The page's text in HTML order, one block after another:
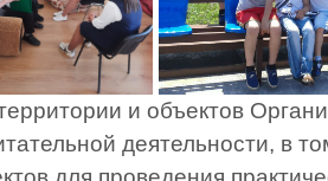
и объектов
деятельности, в